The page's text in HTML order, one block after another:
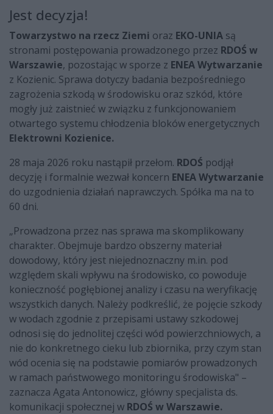
Jest decyzja!
Towarzystwo na rzecz Ziemi oraz EKO-UNIA są
stronami postępowania prowadzonego przez RDOŚ w
Warszawie, pozostając w sporze z ENEA Wytwarzanie
z Kozienic. Sprawa dotyczy badania bezpośredniego
zagrożenia szkodą w środowisku oraz szkód, które
mogły już zaistnieć w związku z funkcjonowaniem
otwartego systemu chłodzenia bloków energetycznych
Elektrowni Kozienice.
28 maja 2026 roku nastąpił przełom. RDOŚ podjął
decyzję i formalnie wezwał koncern ENEA Wytwarzanie
do uzgodnienia działań naprawczych. Spółka ma na to
60 dni.
„Prowadzona przez nas sprawa ma skomplikowany
charakter. Obejmuje bardzo obszerny materiał
dowodowy, który jest niejednoznaczny m.in. pod
względem skali wpływu na środowisko, co powoduje
konieczność pogłębionej analizy i czasu na weryfikację
wszystkich danych. Należy podkreślić, że pojęcie szkody
w wodach zgodnie z przepisami ustawy szkodowej
odnosi się do jednolitej części wód powierzchniowych, a
nie do konkretnego cieku lub zbiornika, przy czym stan
wód ocenia się na podstawie pomiarów prowadzonych
w ramach państwowego monitoringu środowiska" –
zaznacza Agata Antonowicz, główny specjalista ds.
komunikacji społecznej w RDOŚ w Warszawie.